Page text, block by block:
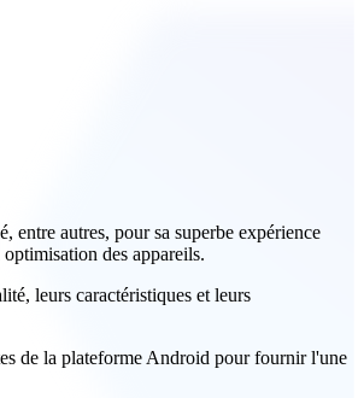
autres, pour sa superbe expérience
des appareils.
leurs caractéristiques et leurs
de la plateforme Android pour fournir l'une